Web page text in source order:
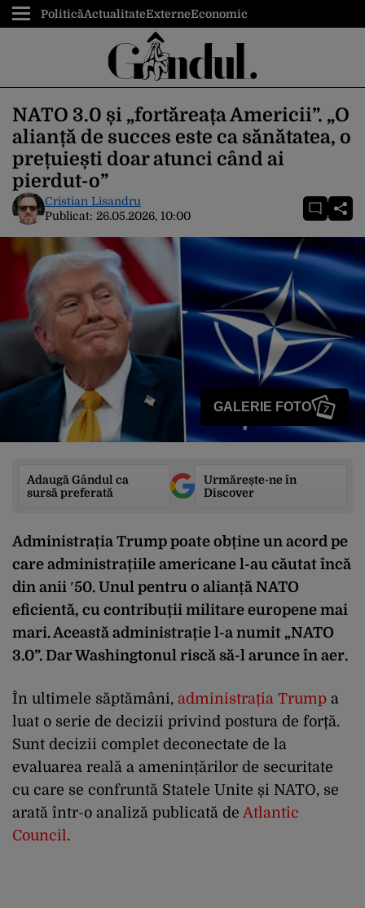
PoliticăActualitateExterneEconomic
NATO 3.0 și „fortăreața Americii”. „O
alianță de succes este ca sănătatea, o
prețuiești doar atunci când ai
pierdut-o”
Cristian Lisandru
Publicat: 26.05.2026, 10:00
GALERIE FOTO 7
Adaugă Gândul ca
sursă preferată
Urmărește-ne în
Discover
Administrația Trump poate obține un acord pe
care administrațiile americane l-au căutat încă
din anii ′50. Unul pentru o alianță NATO
eficientă, cu contribuții militare europene mai
mari. Această administrație l-a numit „NATO
3.0”. Dar Washingtonul riscă să-l arunce în aer.
În ultimele săptămâni, administrația Trump a
luat o serie de decizii privind postura de forță.
Sunt decizii complet deconectate de la
evaluarea reală a amenințărilor de securitate
cu care se confruntă Statele Unite și NATO, se
arată într-o analiză publicată de Atlantic
Council .